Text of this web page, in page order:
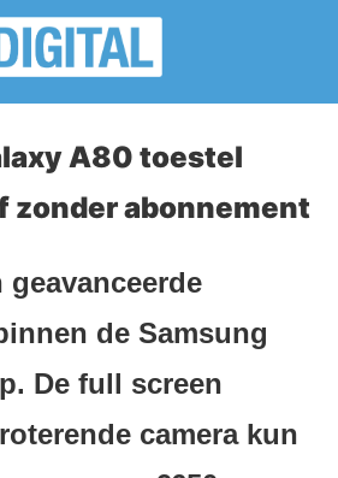
A80 toestel
zonder abonnement
geavanceerde
de Samsung
De full screen
camera kun